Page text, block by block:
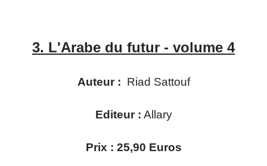
3. L'Arabe du futur - volume 4
Auteur : Riad Sattouf
Editeur : Allary
Prix : 25,90 Euros